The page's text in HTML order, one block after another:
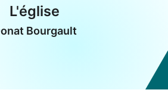
L'église
Bourgault